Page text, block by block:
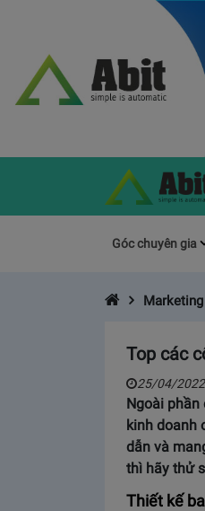
Góc chuyên gia
Marketing
Top các
25/04/2022
Ngoài phần
kinh doanh
dẫn và
thì hãy thử
Thiết kế